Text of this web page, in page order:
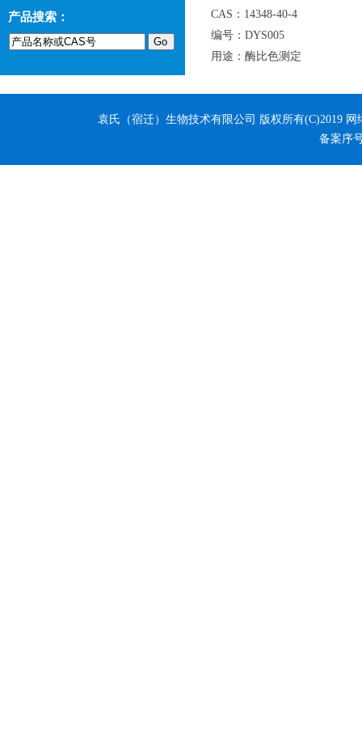
产品搜索：
CAS：14348-40-4
编号：DYS005
用途：酶比色测定
袁氏（宿迁）生物技术有限公司 版权所有(C)2019
备案序